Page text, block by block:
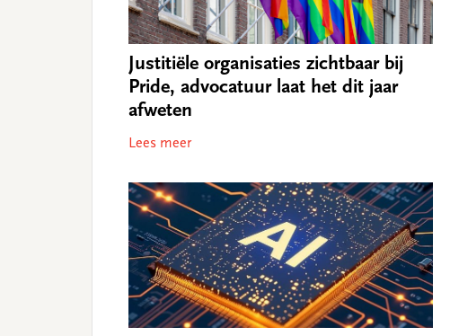
Justitiële organisaties zichtbaar bij
Pride, advocatuur laat het dit jaar
afweten
Lees meer